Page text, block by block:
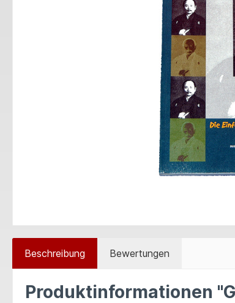
Beschreibung Bewertungen
Produktinformationen